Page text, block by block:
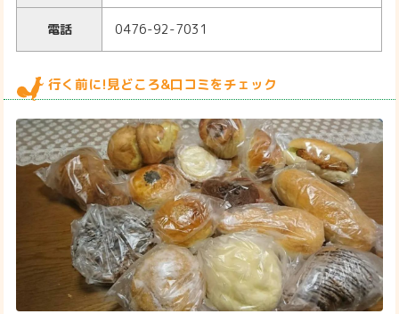
電話 0476-92-7031
行く前に!見どころ&口コミをチェック